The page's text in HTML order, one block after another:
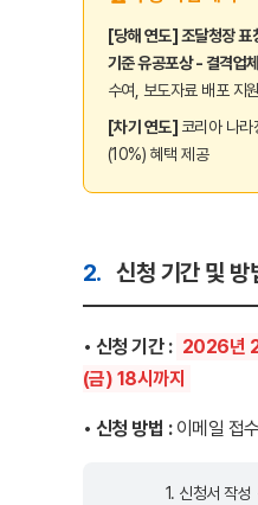
[당해 연도] 조달청장
기준 유공포상 - 결격업
수여, 보도자료 배포 지원
[차기 연도] 코리아 나
(10%) 혜택 제공
2. 신청 기간 및 방
• 신청 기간 : 2026년
(금) 18시까지
• 신청 방법 :이메일 접수
1. 신청서 작